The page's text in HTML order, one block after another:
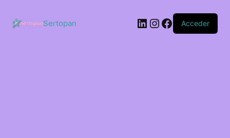
contenido
Sertopan LinkedIn
Instagram
Facebook
Acceder